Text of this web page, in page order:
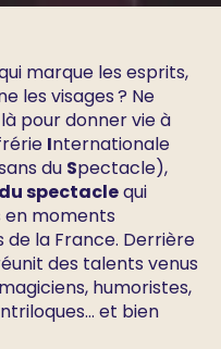
marque les esprits,
les visages ? Ne
pour donner vie à
Internationale
du Spectacle),
spectaclequi
moments
de la France. Derrière
des talents venus
humoristes,
et bien